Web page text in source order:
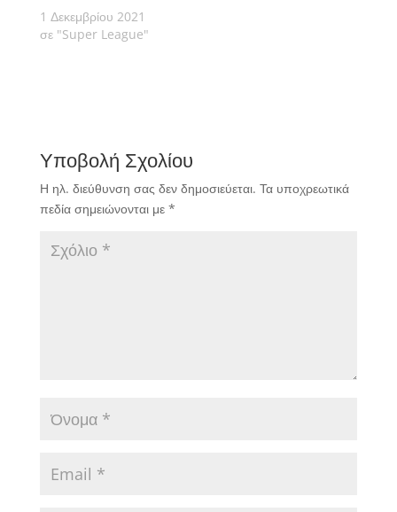
1 Δεκεμβρίου 2021
σε "Super League"
Υποβολή Σχολίου
Η ηλ. διεύθυνση σας δεν δημοσιεύεται. Τα υποχρεωτικά
πεδία σημειώνονται με *